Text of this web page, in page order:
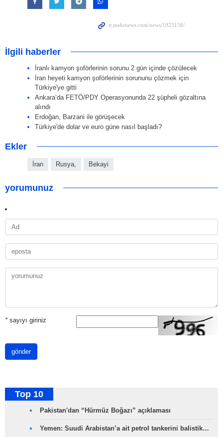
İlgili haberler
İranlı kamyon şoförlerinin sorunu 2 gün içinde çözülecek
İran heyeti kamyon şoförlerinin sorununu çözmek için
Türkiye'ye gitti
Ankara’da FETÖ/PDY Operasyonunda 22 şüpheli gözaltına
alındı
Erdoğan, Barzani ile görüşecek
Türkiye'de dolar ve euro güne nasıl başladı?
Ekler
İran Rusya, Bekayi
yorumunuz
*sayıyı giriniz
gönder
Top 10
Pakistan'dan “Hürmüz Boğazı” açıklaması
Yemen: Suudi Arabistan’a ait petrol tankerini balistik…